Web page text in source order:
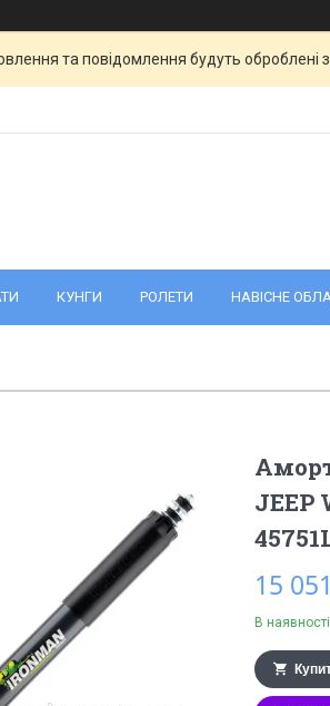
та повідомлення будуть
КУНГИ РОЛЕТИ НАВІСНЕ
JEEP
15
В наявності